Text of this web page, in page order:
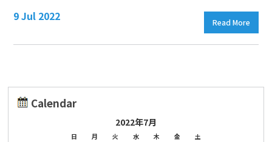
9 Jul 2022 Read More
Calendar
2022年7月
日 月 火 水 木 金 土